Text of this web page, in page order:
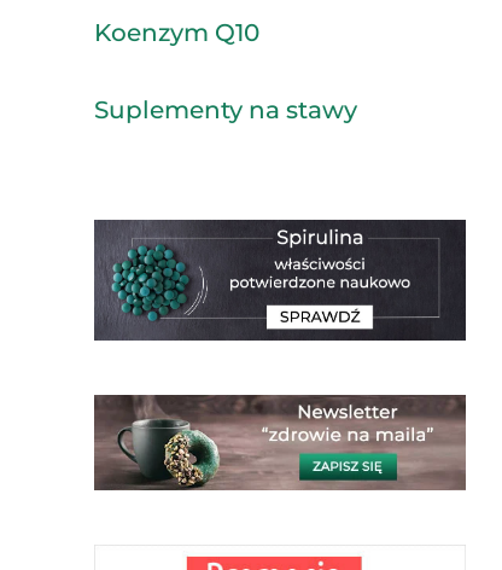
Koenzym Q10
Suplementy na stawy